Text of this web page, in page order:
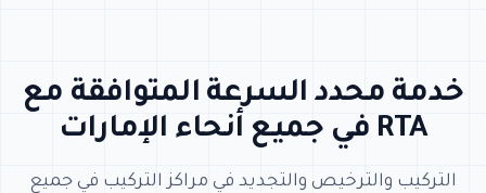
خدمة محدد السرعة المتوافقة مع
RTA في جميع أنحاء الإمارات
التركيب والترخيص والتجديد في مراكز التركيب في جميع